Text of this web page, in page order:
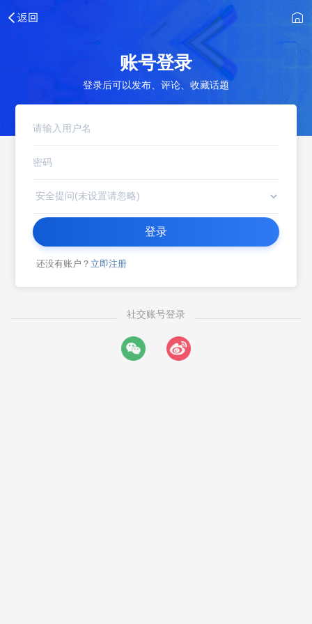
账号登录
登录后可以发布、评论、收藏话题
登录
还没有账户？ 立即注册
社交账号登录